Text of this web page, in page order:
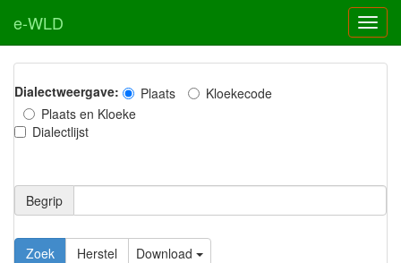
e-WLD
Dialectweergave: Plaats
Kloekecode
Plaats en Kloeke
Dialectlijst
Begrip
Zoek Herstel
Download